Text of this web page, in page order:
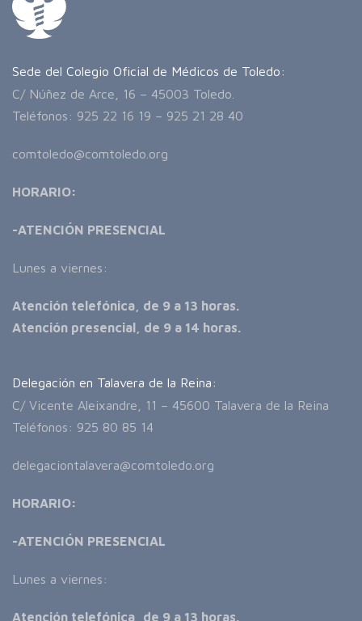
Sede del Colegio Oficial de Médicos de Toledo:
C/ Núñez de Arce, 16 – 45003 Toledo.
Teléfonos: 925 22 16 19 – 925 21 28 40
comtoledo@comtoledo.org
HORARIO:
-ATENCIÓN PRESENCIAL
Lunes a viernes:
Atención telefónica, de 9 a 13 horas.
Atención presencial, de 9 a 14 horas.
Delegación en Talavera de la Reina:
C/ Vicente Aleixandre, 11 – 45600 Talavera de la Reina
Teléfonos: 925 80 85 14
delegaciontalavera@comtoledo.org
HORARIO:
-ATENCIÓN PRESENCIAL
Lunes a viernes:
Atención telefónica, de 9 a 13 horas.